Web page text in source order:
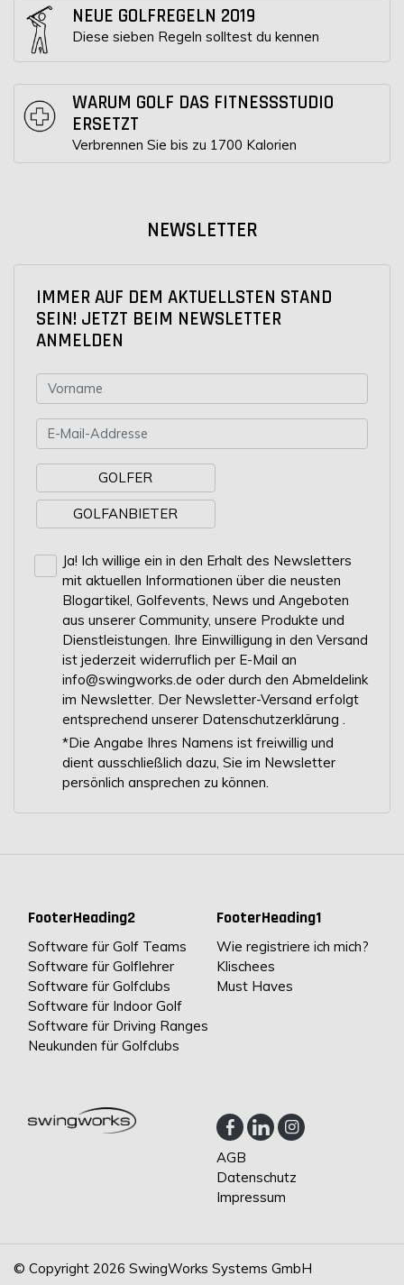
NEUE GOLFREGELN 2019
Diese sieben Regeln solltest du kennen
WARUM GOLF DAS FITNESSSTUDIO
ERSETZT
Verbrennen Sie bis zu 1700 Kalorien
NEWSLETTER
IMMER AUF DEM AKTUELLSTEN STAND
SEIN! JETZT BEIM NEWSLETTER
ANMELDEN
GOLFER
GOLFANBIETER
Ja! Ich willige ein in den Erhalt des Newsletters
mit aktuellen Informationen über die neusten
Blogartikel, Golfevents, News und Angeboten
aus unserer Community, unsere Produkte und
Dienstleistungen. Ihre Einwilligung in den Versand
ist jederzeit widerruflich per E-Mail an
info@swingworks.de oder durch den Abmeldelink
im Newsletter. Der Newsletter-Versand erfolgt
entsprechend unserer Datenschutzerklärung .
*Die Angabe Ihres Namens ist freiwillig und
dient ausschließlich dazu, Sie im Newsletter
persönlich ansprechen zu können.
FooterHeading1
Wie registriere ich mich?
Klischees
Must Haves
FooterHeading2
Software für Golf Teams
Software für Golflehrer
Software für Golfclubs
Software für Indoor Golf
Software für Driving Ranges
Neukunden für Golfclubs
AGB
Datenschutz
Impressum
© Copyright 2026 SwingWorks Systems GmbH